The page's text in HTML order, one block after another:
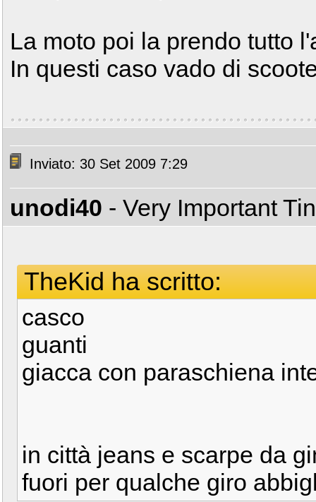
La moto poi la prendo tutto
In questi caso vado di
Inviato: 30 Set 2009 7:29
unodi40 - Very Important
TheKid ha scritto:
casco
guanti
giacca con paraschiena
in città jeans e scarpe da
fuori per qualche giro